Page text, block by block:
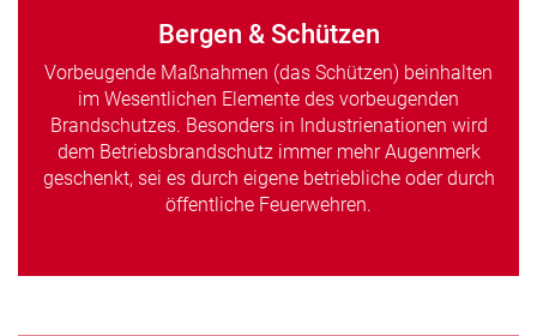
Bergen & Schützen
Vorbeugende Maßnahmen (das Schützen) beinhalten
im Wesentlichen Elemente des vorbeugenden
Brandschutzes. Besonders in Industrienationen wird
dem Betriebsbrandschutz immer mehr Augenmerk
geschenkt, sei es durch eigene betriebliche oder durch
öffentliche Feuerwehren.